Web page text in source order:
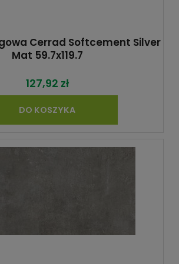
Cerrad Softcement Silver
Mat 59.7x119.7
127,92 zł
DO KOSZYKA